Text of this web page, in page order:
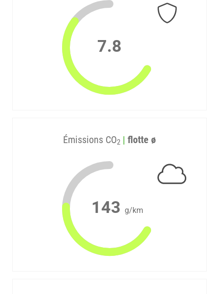
7.8
Émissions CO2 | flotte ø
143 g/km